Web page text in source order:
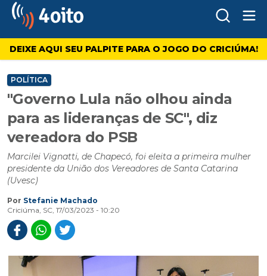
4oito
DEIXE AQUI SEU PALPITE PARA O JOGO DO CRICIÚMA!
POLÍTICA
"Governo Lula não olhou ainda
para as lideranças de SC", diz
vereadora do PSB
Marcilei Vignatti, de Chapecó, foi eleita a primeira mulher
presidente da União dos Vereadores de Santa Catarina
(Uvesc)
Por Stefanie Machado
Criciúma, SC, 17/03/2023 - 10:20